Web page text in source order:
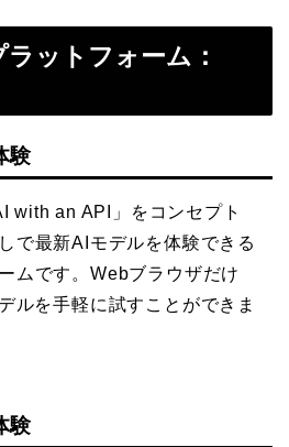
ットフォーム：
験
with an API」をコンセプト
で最新AIモデルを体験できる
ムです。Webブラウザだけ
ルを手軽に試すことができま
験